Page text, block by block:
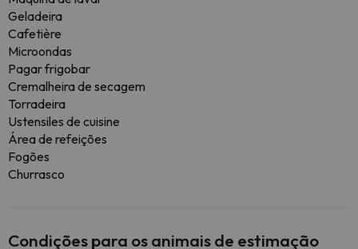
Geladeira
Cafetière
Microondas
Pagar frigobar
Cremalheira de secagem
Torradeira
Ustensiles de cuisine
Área de refeições
Fogões
Churrasco
Condições para os animais de estimação